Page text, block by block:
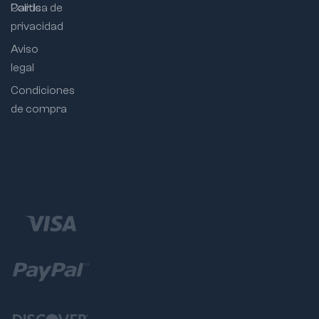
Cards
Politica de
privacidad
Aviso
legal
Condiciones
de compra